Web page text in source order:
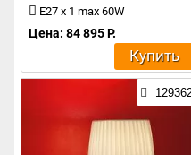
E27 x 1 max 60W
Цена: 84 895 Р.
Купить